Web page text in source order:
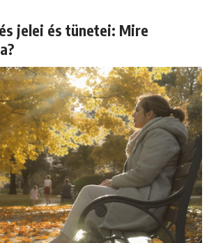
jelei és tünetei: Mire